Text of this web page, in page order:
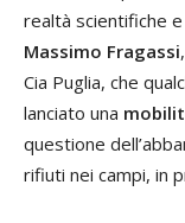
realtà scientifiche
Massimo Fragassi
Cia Puglia, che
lanciato una
questione
rifiuti nei campi, in